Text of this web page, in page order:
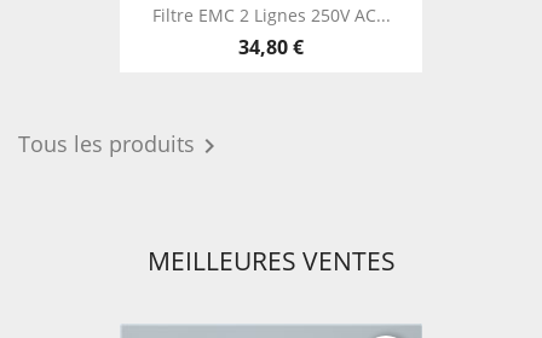
Filtre EMC 2 Lignes 250V AC...
34,80 €
Tous les produits 
MEILLEURES VENTES